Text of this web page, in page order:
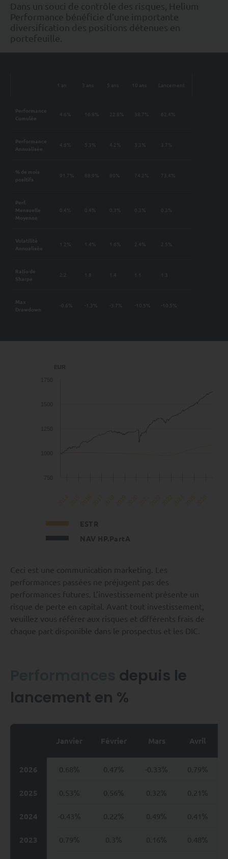
Dans un souci de contrôle des risques, Helium
Performance bénéficie d’une importante
diversification des positions détenues en
portefeuille.
1 an 3 ans 5 ans 10 ans Lancement
Performance
Cumulée
4.6% 16.8% 22.8% 38.7% 62.4%
Performance
Annualisée
4.6% 5.3% 4.2% 3.3% 3.7%
% de mois
positifs
91.7% 88.9% 80% 74.2% 73.4%
Perf.
Mensuelle
Moyenne
0.4% 0.4% 0.3% 0.3% 0.3%
Volatilité
Annualisée
1.2% 1.4% 1.6% 2.4% 2.5%
Ratio de
Sharpe
2.2 1.8 1.4 1.1 1.3
Max
Drawdown
-0.6% -1.3% -3.7% -10.5% -10.5%
EUR
750
1250
1500
1750
ESTR
NAV HP.PartA
Ceci est une communication marketing. Les
performances passées ne préjugent pas des
performances futures. L’investissement présente un
risque de perte en capital. Avant tout investissement,
veuillez vous référer aux risques et différents frais de
chaque part disponible dans le prospectus et les DIC.
depuis le
lancement en %
Janvier Février Mars Avril
2026 0.68% 0.47% -0.33% 0.79%
2025 0.53% 0.56% 0.32% 0.21%
2024 -0.43% 0.22% 0.49% 0.41%
2023 0.79% 0.3% 0.16% 0.48%